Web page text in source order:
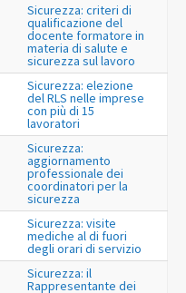
Sicurezza: criteri di
qualificazione del
docente formatore in
materia di salute e
sicurezza sul lavoro
Sicurezza: elezione
del RLS nelle imprese
con più di 15
lavoratori
Sicurezza:
aggiornamento
professionale dei
coordinatori per la
sicurezza
Sicurezza: visite
mediche al di fuori
degli orari di servizio
Sicurezza: il
Rappresentante dei